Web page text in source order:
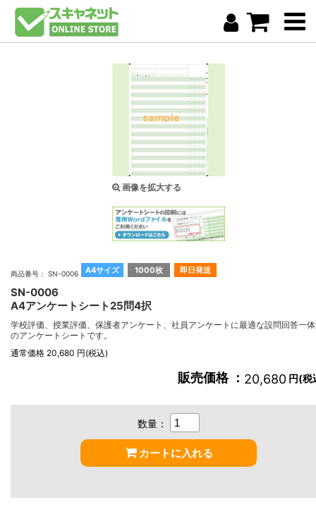
画像を拡大する
A4サイズ 1000枚 即日発送
商品番号： SN-0006
SN-0006
A4アンケートシート25問4択
学校評価、授業評価、保護者アンケート、社員アンケートに最適な設問回答一
のアンケートシートです。
通常価格 20,680 円(税込)
販売価格 ： 20,680 円(税
数量：
カートに入れる